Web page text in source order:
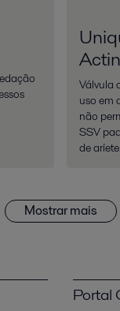
Válvula
uso em
não
SSV
de aríete.
Mostrar mais
Portal